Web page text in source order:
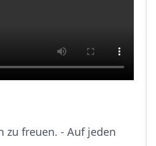
zu freuen. - Auf jeden